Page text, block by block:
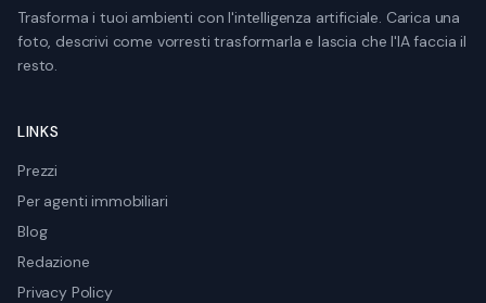
Trasforma i tuoi ambienti con l'intelligenza artificiale. Carica una
foto, descrivi come vorresti trasformarla e lascia che l'IA faccia il
resto.
LINKS
Prezzi
Per agenti immobiliari
Blog
Redazione
Privacy Policy